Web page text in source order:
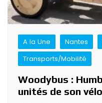
A la Une Nantes
Transports/Mobilité
Woodybus :
unités de son